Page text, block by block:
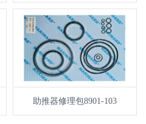
助推器修理包8901-103